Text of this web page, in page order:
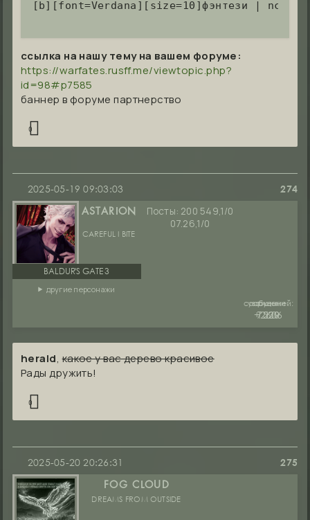
[b][font=Verdana][size=10]фэнтези | nc-
ссылка на нашу тему на вашем форуме:
https://warfates.rusff.me/viewtopic.php?
id=98#p7585
баннер в форуме партнерство
0
274
2025-05-19 09:03:03
ASTARION
CAREFUL I BITE
BALDUR'S GATE 3
руны:
7530
сообщений:
1229
уважение:
+2606
другие персонажи
Посты: 200 549,1/0
07.26,1/0
herald,какое у вас дерево красивое
Рады дружить!
0
275
2025-05-20 20:26:31
FOG CLOUD
DREAMS FROM OUTSIDE